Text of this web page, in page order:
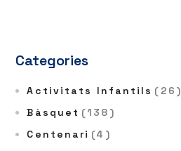
Categories
Activitats Infantils (26)
Bàsquet (138)
Centenari (4)